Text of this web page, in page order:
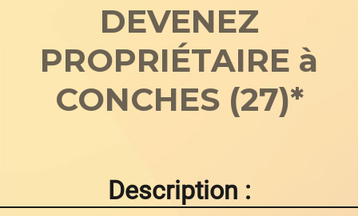
DEVENEZ
PROPRIÉTAIRE à
CONCHES (27)*
Description :